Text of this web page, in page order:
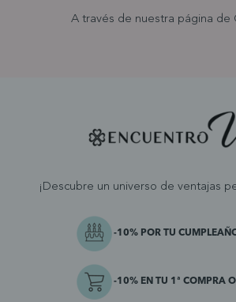
A través de nuestra página de
¡Descubre un universo de ventajas
-10% POR TU
-10% EN TU 1ª COMPRA